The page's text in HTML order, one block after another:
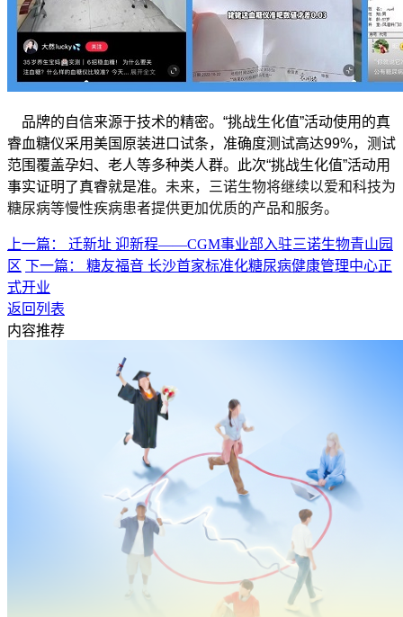
品牌的自信来源于技术的精密。“挑战生化值”活动使用的真
睿血糖仪采用美国原装进口试条，准确度测试高达99%，测试
范围覆盖孕妇、老人等多种类人群。此次“挑战生化值”活动用
事实证明了真睿就是准。 未来，三诺生物将继续以爱和科技为
糖尿病等慢性疾病患者提供更加优质的产品和服务。
上一篇： 迁新址 迎新程——CGM事业部入驻三诺生物青山园
区 下一篇： 糖友福音 长沙首家标准化糖尿病健康管理中心正
式开业
返回列表
内容推荐